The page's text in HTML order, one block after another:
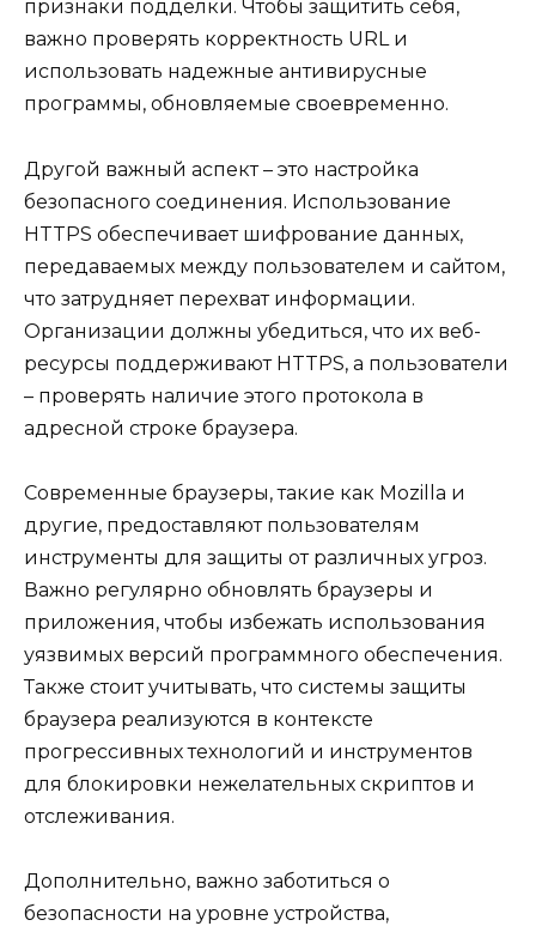
признаки подделки. Чтобы защитить себя,
важно проверять корректность URL и
использовать надежные антивирусные
программы, обновляемые своевременно.
Другой важный аспект – это настройка
безопасного соединения. Использование
HTTPS обеспечивает шифрование данных,
передаваемых между пользователем и сайтом,
что затрудняет перехват информации.
Организации должны убедиться, что их веб-
ресурсы поддерживают HTTPS, а пользователи
– проверять наличие этого протокола в
адресной строке браузера.
Современные браузеры, такие как Mozilla и
другие, предоставляют пользователям
инструменты для защиты от различных угроз.
Важно регулярно обновлять браузеры и
приложения, чтобы избежать использования
уязвимых версий программного обеспечения.
Также стоит учитывать, что системы защиты
браузера реализуются в контексте
прогрессивных технологий и инструментов
для блокировки нежелательных скриптов и
отслеживания.
Дополнительно, важно заботиться о
безопасности на уровне устройства,